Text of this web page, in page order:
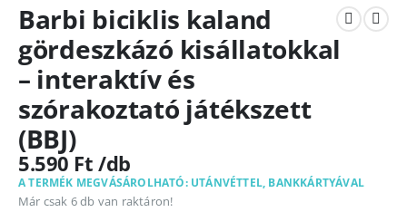
Barbi biciklis kaland
gördeszkázó kisállatokkal
– interaktív és
szórakoztató játékszett
(BBJ)
5.590 Ft
A TERMÉK MEGVÁSÁROLHATÓ: UTÁNVÉTTEL, BANKKÁRTYÁVAL
Már csak 6 db van raktáron!